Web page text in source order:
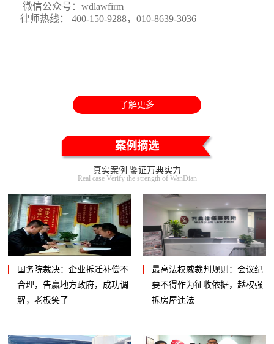
微信公众号：wdlawfirm
律师热线： 400-150-9288，010-8639-3036
了解更多
案例摘选
真实案例 鉴证万典实力
Real case Verify the strength of WanDian
国务院裁决：企业拆迁补偿不
合理，告赢地方政府，成功调
解，老板笑了
最高法权威裁判规则：会议纪
要不得作为征收依据，越权强
拆房屋违法